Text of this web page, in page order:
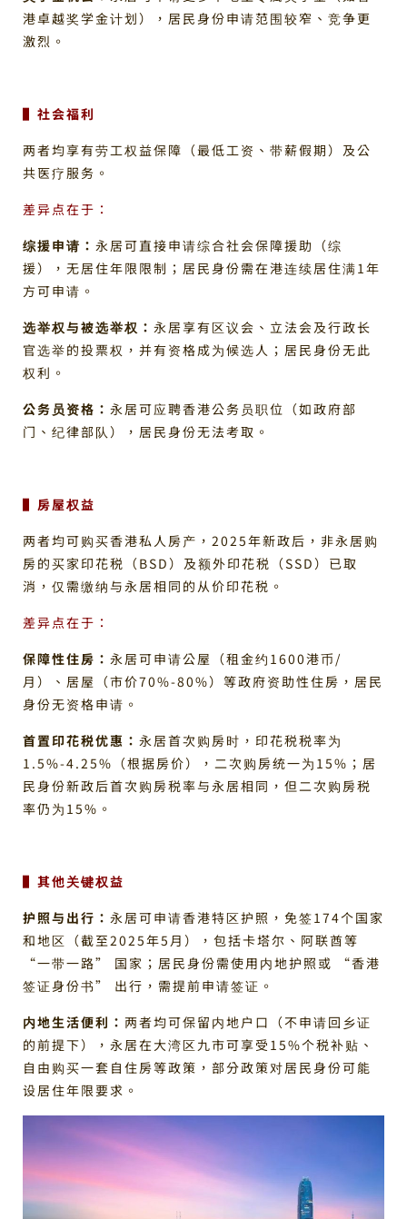
港卓越奖学金计划），居民身份申请范围较窄、竞争更
激烈。
▌社会福利
两者均享有劳工权益保障（最低工资、带薪假期）及公
共医疗服务。
差异点在于：
综援申请： 永居可直接申请综合社会保障援助（综
援），无居住年限限制；居民身份需在港连续居住满1年
方可申请。
选举权与被选举权： 永居享有区议会、立法会及行政长
官选举的投票权，并有资格成为候选人；居民身份无此
权利。
公务员资格： 永居可应聘香港公务员职位（如政府部
门、纪律部队），居民身份无法考取。
▌房屋权益
两者均可购买香港私人房产，2025年新政后，非永居购
房的买家印花税（BSD）及额外印花税（SSD）已取
消，仅需缴纳与永居相同的从价印花税。
差异点在于：
保障性住房： 永居可申请公屋（租金约1600港币/
月）、居屋（市价70%-80%）等政府资助性住房，居民
身份无资格申请。
首置印花税优惠： 永居首次购房时，印花税税率为
1.5%-4.25%（根据房价），二次购房统一为15%；居
民身份新政后首次购房税率与永居相同，但二次购房税
率仍为15%。
▌其他关键权益
护照与出行： 永居可申请香港特区护照，免签174个国家
和地区（截至2025年5月），包括卡塔尔、阿联酋等
“一带一路” 国家；居民身份需使用内地护照或 “香港
签证身份书” 出行，需提前申请签证。
内地生活便利： 两者均可保留内地户口（不申请回乡证
的前提下），永居在大湾区九市可享受15%个税补贴、
自由购买一套自住房等政策，部分政策对居民身份可能
设居住年限要求。